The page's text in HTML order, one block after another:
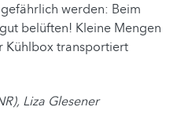
werden: Beim
belüften! Kleine Mengen
Kühlbox transportiert
Liza Glesener